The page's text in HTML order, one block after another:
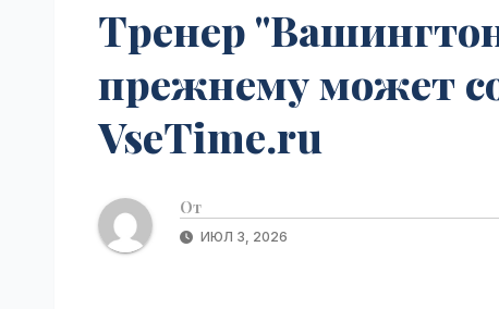
Тренер
прежнему может
VseTime.ru
От
ИЮЛ 3, 2026